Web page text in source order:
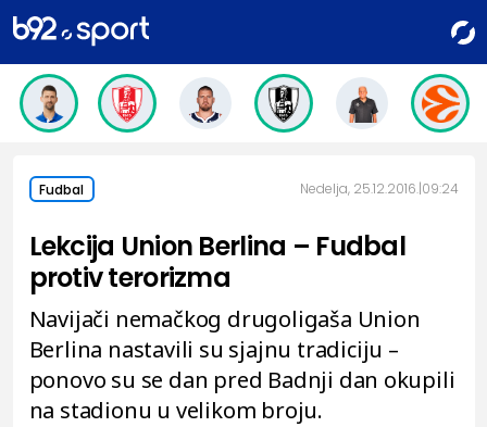
Fudbal Nedelja, 25.12.2016. 09:24
Lekcija Union Berlina – Fudbal
protiv terorizma
Navijači nemačkog drugoligaša Union
Berlina nastavili su sjajnu tradiciju –
ponovo su se dan pred Badnji dan okupili
na stadionu u velikom broju.